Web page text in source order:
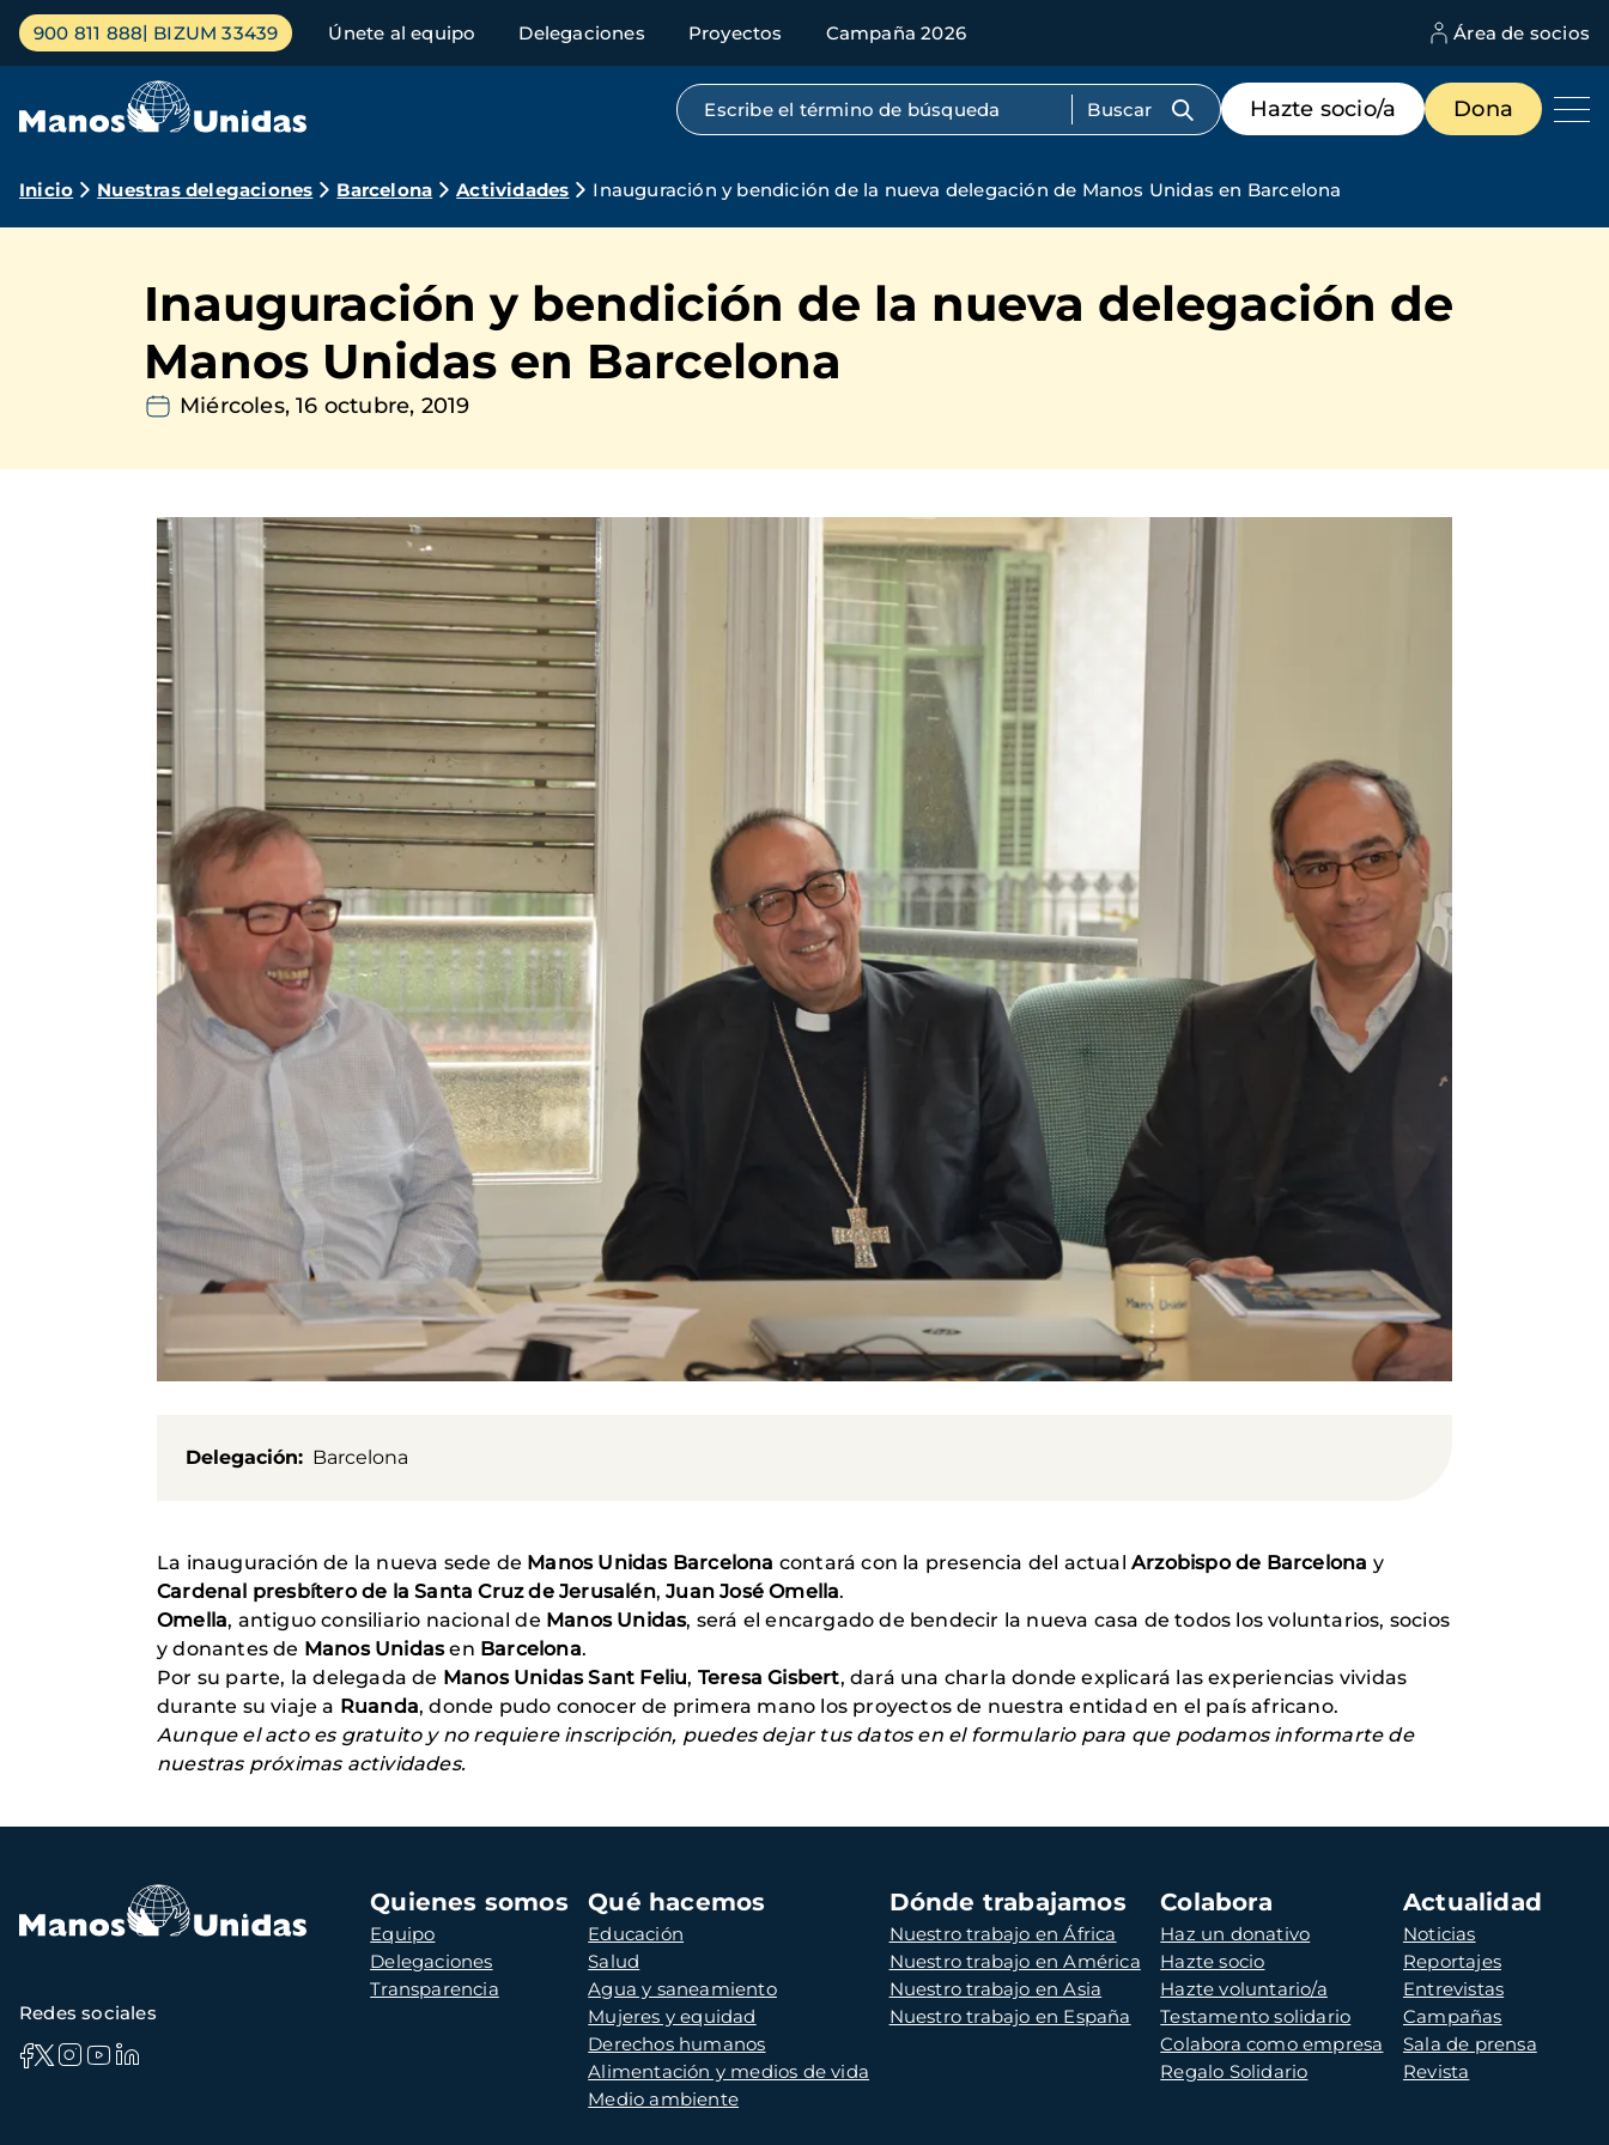
Pasar
contenido
Menú
principal
900 811 888 BIZUM 33439 Únete al equipo Delegaciones Proyectos Campaña 2026 Área de socios
Búsqueda por texto completo
Menú
de
destacados
Hazte socio/a Dona
Ruta
navegación
Inicio Nuestras delegaciones Barcelona Actividades Inauguración y bendición de la nueva delegación de Manos Unidas en Barcelona
Inauguración y bendición de la nueva delegación de
Manos Unidas en Barcelona
Miércoles, 16 octubre, 2019
Delegación Barcelona
La inauguración de la nueva sede de Manos Unidas Barcelona contará con la presencia del actualArzobispo de Barcelona y
Cardenal presbítero de la Santa Cruz de Jerusalén,Juan José Omella.
Omella, antiguo consiliario nacional de Manos Unidas, será el encargado de bendecir la nueva casa de todos los voluntarios, socios
y donantes de Manos Unidasen Barcelona.
Por su parte, la delegada de Manos Unidas Sant Feliu, Teresa Gisbert, dará una charla donde explicará las experiencias vividas
durante su viaje a Ruanda, donde pudo conocer de primera mano los proyectos de nuestra entidad en el país africano.
Aunque el acto es gratuito y no requiere inscripción, puedes dejar tus datos en el formulario para que podamos informarte de
nuestras próximas actividades.
Navegación
principal
Quienes somos
Equipo
Delegaciones
Transparencia
Qué hacemos
Educación
Salud
Agua y saneamiento
Mujeres y equidad
Derechos humanos
Alimentación y medios de vida
Medio ambiente
Dónde trabajamos
Nuestro trabajo en África
Nuestro trabajo en América
Nuestro trabajo en Asia
Nuestro trabajo en España
Colabora
Haz un donativo
Hazte socio
Hazte voluntario/a
Testamento solidario
Colabora como empresa
Regalo Solidario
Actualidad
Noticias
Reportajes
Entrevistas
Campañas
Sala de prensa
Revista
Redes sociales